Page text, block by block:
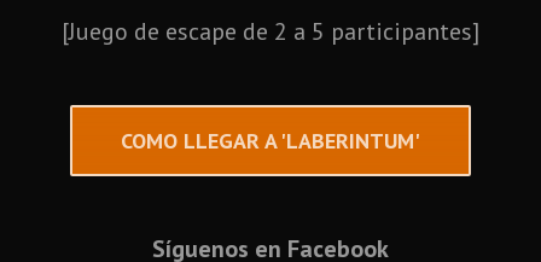
[Juego de escape de 2 a 5 participantes]
COMO LLEGAR A 'LABERINTUM'
Síguenos en Facebook